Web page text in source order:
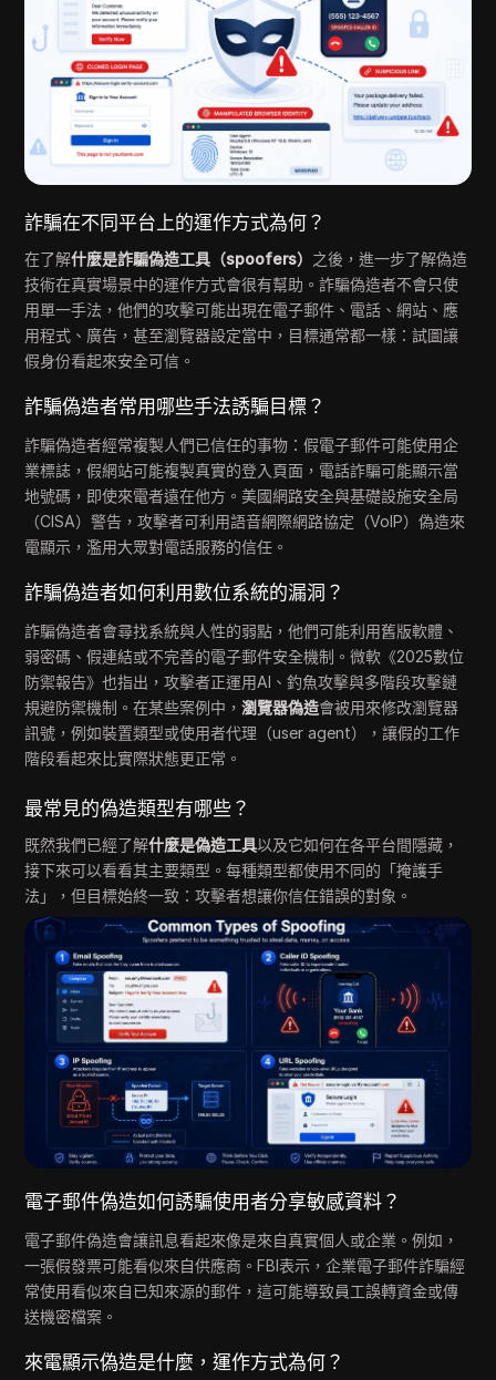
詐騙在不同平台上的運作方式為何？
在了解什麼是詐騙偽造工具（spoofers） 之後，進一步了解偽造
技術在真實場景中的運作方式會很有幫助。詐騙偽造者不會只使
用單一手法，他們的攻擊可能出現在電子郵件、電話、網站、應
用程式、廣告，甚至瀏覽器設定當中，目標通常都一樣：試圖讓
假身份看起來安全可信。
詐騙偽造者常用哪些手法誘騙目標？
詐騙偽造者經常複製人們已信任的事物：假電子郵件可能使用企
業標誌，假網站可能複製真實的登入頁面，電話詐騙可能顯示當
地號碼，即使來電者遠在他方。美國網路安全與基礎設施安全局
（CISA）警告，攻擊者可利用語音網際網路協定（VoIP）偽造來
電顯示，濫用大眾對電話服務的信任。
詐騙偽造者如何利用數位系統的漏洞？
詐騙偽造者會尋找系統與人性的弱點，他們可能利用舊版軟體、
弱密碼、假連結或不完善的電子郵件安全機制。微軟《2025數位
防禦報告》也指出，攻擊者正運用AI、釣魚攻擊與多階段攻擊鏈
規避防禦機制。在某些案例中，瀏覽器偽造會被用來修改瀏覽器
訊號，例如裝置類型或使用者代理（user agent），讓假的工作
階段看起來比實際狀態更正常。
最常見的偽造類型有哪些？
既然我們已經了解什麼是偽造工具以及它如何在各平台間隱藏，
接下來可以看看其主要類型。每種類型都使用不同的「掩護手
法」，但目標始終一致：攻擊者想讓你信任錯誤的對象。
電子郵件偽造如何誘騙使用者分享敏感資料？
電子郵件偽造會讓訊息看起來像是來自真實個人或企業。例如，
一張假發票可能看似來自供應商。FBI表示，企業電子郵件詐騙經
常使用看似來自已知來源的郵件，這可能導致員工誤轉資金或傳
送機密檔案。
來電顯示偽造是什麼，運作方式為何？